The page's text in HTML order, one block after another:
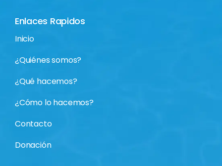
Enlaces Rapidos
Inicio
¿Quiénes somos?
¿Qué hacemos?
¿Cómo lo hacemos?
Contacto
Donación